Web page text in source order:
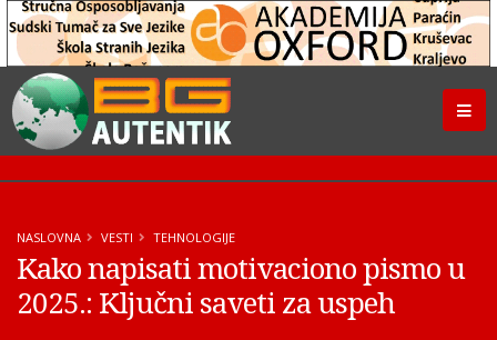
NASLOVNA VESTI TEHNOLOGIJE
Kako napisati motivaciono pismo u
2025.: Ključni saveti za uspeh